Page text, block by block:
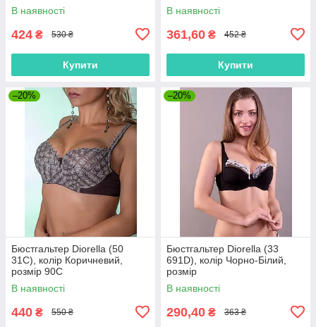
В наявності
424 ₴ 530 ₴
Купити
В наявності
361,60 ₴ 452 ₴
Купити
–20%
Бюстгальтер Diorella (50
31C), колір Коричневий,
розмір 90C
В наявності
440 ₴ 550 ₴
–20%
Бюстгальтер Diorella (33
691D), колір Чорно-Білий,
розмір
В наявності
290,40 ₴ 363 ₴